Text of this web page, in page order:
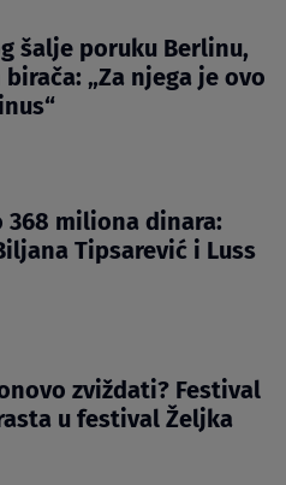
šalje poruku Berlinu,
„Za njega je ovo
368 miliona dinara:
Tipsarević i Luss
zviždati? Festival
u festival Željka